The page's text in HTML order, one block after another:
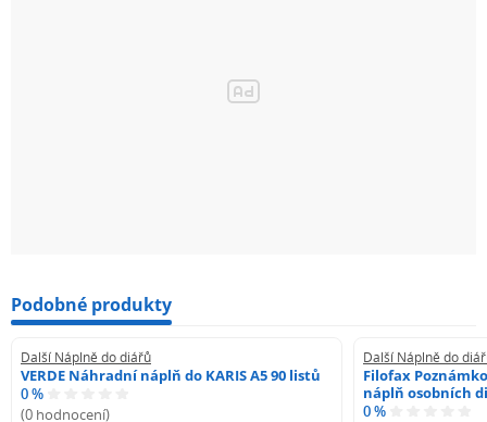
Podobné produkty
Další Náplně do diářů
VERDE Náhradní náplň do KARIS A5 90 listů
0 %
(0 hodnocení)
Další Náplně do
Filofax
náplň osobních
0 %